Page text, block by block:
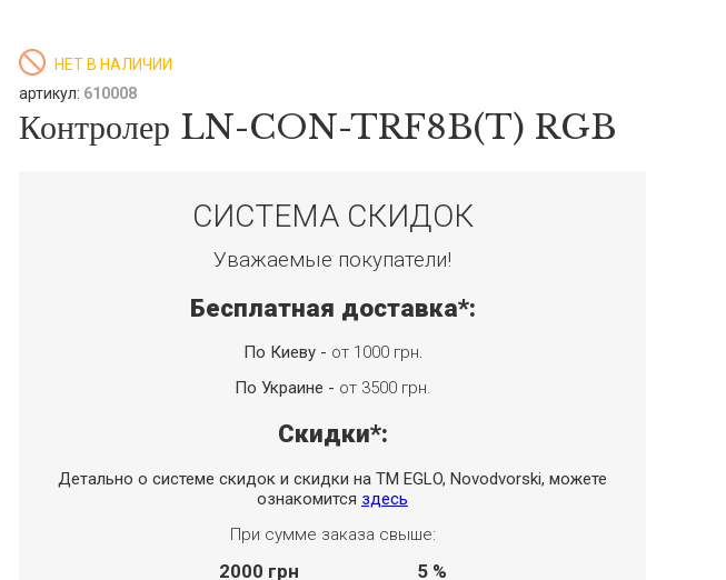
НЕТ В НАЛИЧИИ
артикул: 610008
Контролер LN-CON-TRF8B(T) RGB
СИСТЕМА СКИДОК
Уважаемые покупатели!
Бесплатная доставка*:
По Киеву - от 1000 грн.
По Украине - от 3500 грн.
Скидки*:
Детально о системе скидок и скидки на TM EGLO, Novodvorski, можете
ознакомится здесь
При сумме заказа свыше:
2000 грн
5 %